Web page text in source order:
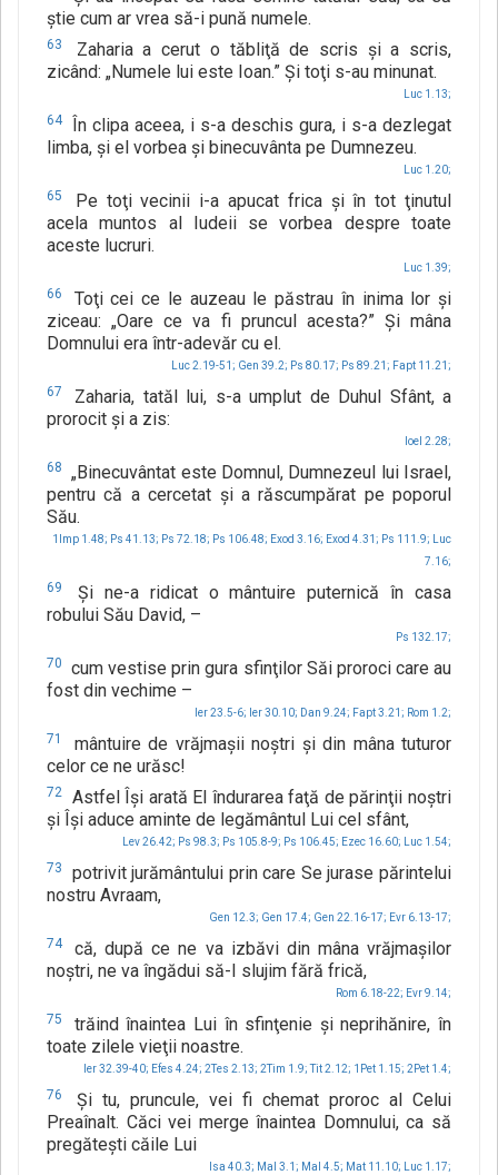
ştie cum ar vrea să-i pună numele.
63
Zaharia a cerut o tăbliţă de scris şi a scris,
zicând: „Numele lui este Ioan.” Şi toţi s-au minunat.
Luc 1.13;
64
În clipa aceea, i s-a deschis gura, i s-a dezlegat
limba, şi el vorbea şi binecuvânta pe Dumnezeu.
Luc 1.20;
65
Pe toţi vecinii i-a apucat frica şi în tot ţinutul
acela muntos al Iudeii se vorbea despre toate
aceste lucruri.
Luc 1.39;
66
Toţi cei ce le auzeau le păstrau în inima lor şi
ziceau: „Oare ce va fi pruncul acesta?” Şi mâna
Domnului era într-adevăr cu el.
Luc 2.19-51; Gen 39.2; Ps 80.17; Ps 89.21; Fapt 11.21;
67
Zaharia, tatăl lui, s-a umplut de Duhul Sfânt, a
prorocit şi a zis:
Ioel 2.28;
68
„Binecuvântat este Domnul, Dumnezeul lui Israel,
pentru că a cercetat şi a răscumpărat pe poporul
Său.
1Imp 1.48; Ps 41.13; Ps 72.18; Ps 106.48; Exod 3.16; Exod 4.31; Ps 111.9;
Luc
7.16;
69
Şi ne-a ridicat o mântuire puternică în casa
robului Său David, –
Ps 132.17;
70
cum vestise prin gura sfinţilor Săi proroci care au
fost din vechime –
Ier 23.5-6; Ier 30.10; Dan 9.24; Fapt 3.21; Rom 1.2;
71
mântuire de vrăjmaşii noştri şi din mâna tuturor
celor ce ne urăsc!
72
Astfel Îşi arată El îndurarea faţă de părinţii noştri
şi Îşi aduce aminte de legământul Lui cel sfânt,
Lev 26.42; Ps 98.3; Ps 105.8-9; Ps 106.45; Ezec 16.60; Luc 1.54;
73
potrivit jurământului prin care Se jurase părintelui
nostru Avraam,
Gen 12.3; Gen 17.4; Gen 22.16-17; Evr 6.13-17;
74
că, după ce ne va izbăvi din mâna vrăjmaşilor
noştri, ne va îngădui să-I slujim fără frică,
Rom 6.18-22; Evr 9.14;
75
trăind înaintea Lui în sfinţenie şi neprihănire, în
toate zilele vieţii noastre.
Ier 32.39-40; Efes 4.24; 2Tes 2.13; 2Tim 1.9; Tit 2.12; 1Pet 1.15; 2Pet 1.4;
76
Şi tu, pruncule, vei fi chemat proroc al Celui
Preaînalt. Căci vei merge înaintea Domnului, ca să
pregăteşti căile Lui
Isa 40.3; Mal 3.1; Mal 4.5; Mat 11.10; Luc 1.17;